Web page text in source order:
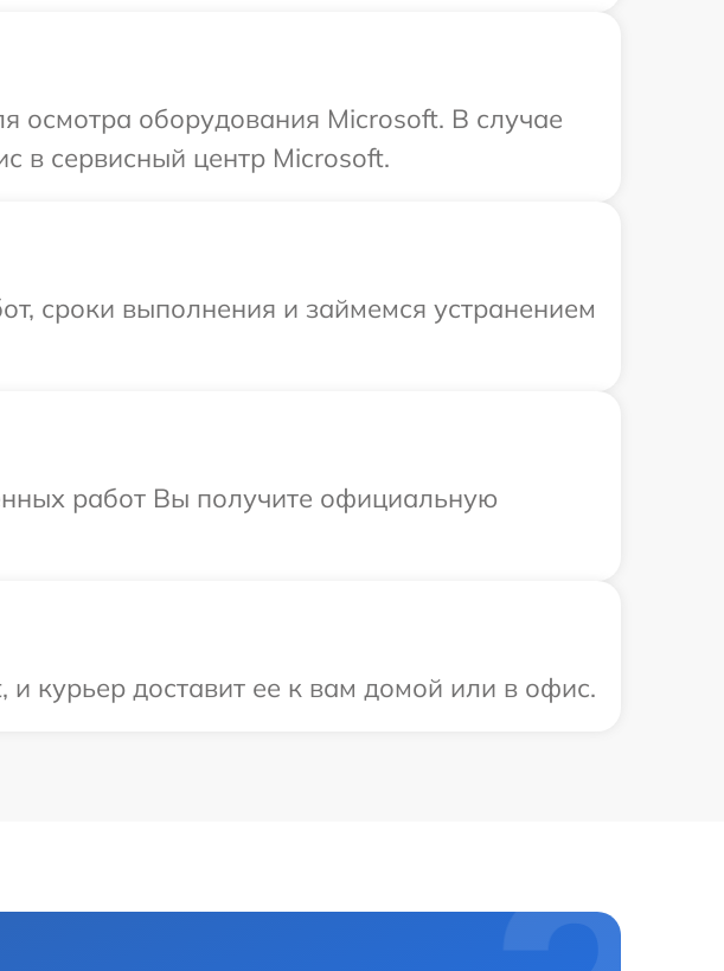
осмотра оборудования Microsoft. В случае
в сервисный центр Microsoft.
сроки выполнения и займемся устранением
работ Вы получите официальную
курьер доставит ее к вам домой или в офис.